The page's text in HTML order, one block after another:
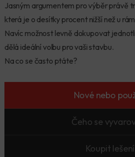
Jasným argumentem pro výběr právě
která je o desítky procent nižší než u
Navíc možnost levně dokupovat
dělá ideální volbu pro vaši stavbu.
Na co se často ptáte?
Nové nebo
Čeho se
Koupit lešení